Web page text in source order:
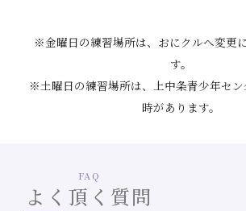
※金曜日の練習場所は、おにクルへ変更
す。
※土曜日の練習場所は、上中条青少年セン
時があります。
よく頂く質問
FAQ